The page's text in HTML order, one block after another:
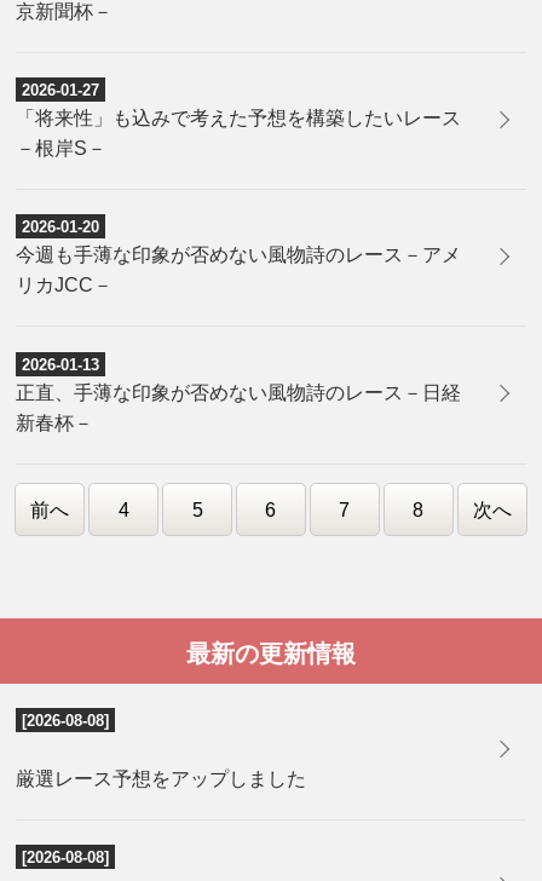
京新聞杯－
2026-01-27
「将来性」も込みで考えた予想を構築したいレース
－根岸S－
2026-01-20
今週も手薄な印象が否めない風物詩のレース－アメ
リカJCC－
2026-01-13
正直、手薄な印象が否めない風物詩のレース－日経
新春杯－
前へ 4 5 6 7 8 次へ
最新の更新情報
[2026-08-08]
厳選レース予想をアップしました
[2026-08-08]